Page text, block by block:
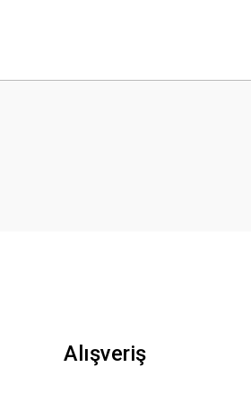
Alışveriş